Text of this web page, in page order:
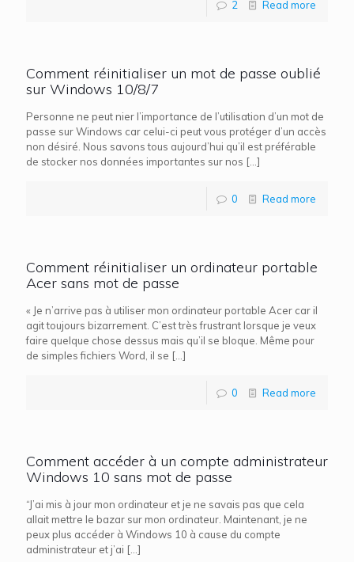
2 Read more
Comment réinitialiser un mot de passe oublié
sur Windows 10/8/7
Personne ne peut nier l’importance de l’utilisation d’un mot de
passe sur Windows car celui-ci peut vous protéger d’un accès
non désiré. Nous savons tous aujourd’hui qu’il est préférable
de stocker nos données importantes sur nos […]
0 Read more
Comment réinitialiser un ordinateur portable
Acer sans mot de passe
« Je n’arrive pas à utiliser mon ordinateur portable Acer car il
agit toujours bizarrement. C’est très frustrant lorsque je veux
faire quelque chose dessus mais qu’il se bloque. Même pour
de simples fichiers Word, il se […]
0 Read more
Comment accéder à un compte administrateur
Windows 10 sans mot de passe
“J’ai mis à jour mon ordinateur et je ne savais pas que cela
allait mettre le bazar sur mon ordinateur. Maintenant, je ne
peux plus accéder à Windows 10 à cause du compte
administrateur et j’ai […]